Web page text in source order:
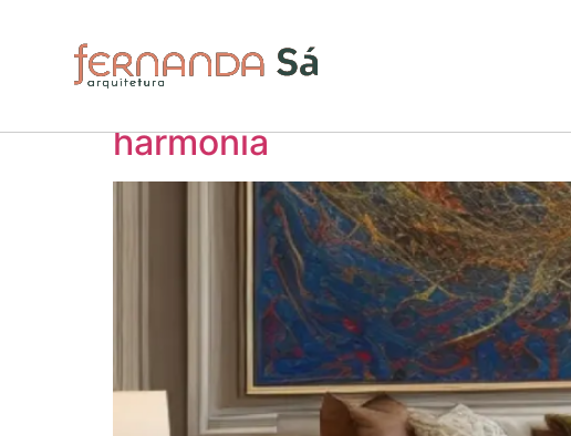
papel da
Arquitetura e bem estar:
harmonia